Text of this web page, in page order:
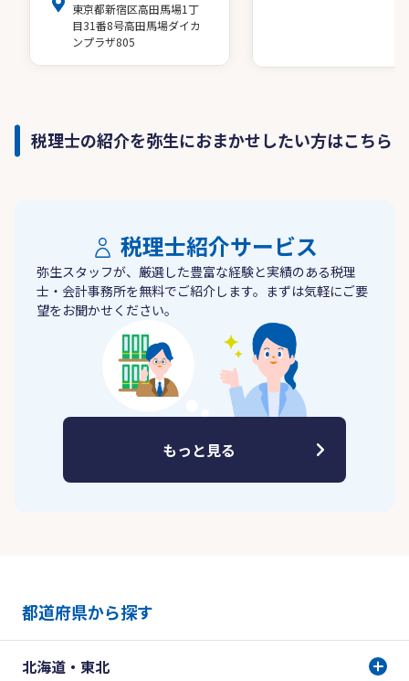
東京都新宿区高田馬場1丁
目31番8号高田馬場ダイカ
ンプラザ805
税理士の紹介を弥生におまかせしたい方はこちら
税理士紹介サービス
弥生スタッフが、厳選した豊富な経験と実績のある税理
士・会計事務所を無料でご紹介します。まずは気軽にご要
望をお聞かせください。
もっと見る
都道府県から探す
北海道・東北